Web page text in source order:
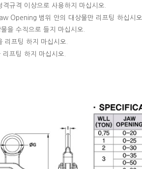
격규격 이상으로 사용하지 마십시오
Opening 범위 안의 대상물만 리프팅 하십시오
을 수직으로 들지 마십시오
리프팅 하지 마십시오
리프팅 하지 마십시오